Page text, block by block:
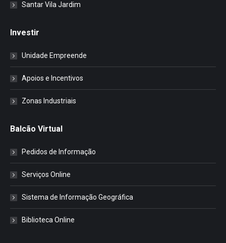
Santar Vila Jardim
Investir
Unidade Empreende
Apoios e Incentivos
Zonas Industriais
Balcão Virtual
Pedidos de Informação
Serviços Online
Sistema de Informação Geográfica
Biblioteca Online